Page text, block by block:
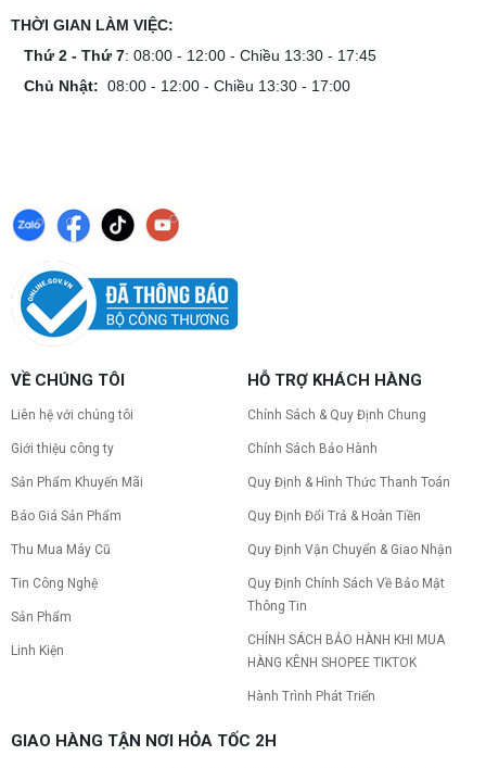
THỜI GIAN LÀM VIỆC:
Thứ 2 - Thứ 7: 08:00 - 12:00 - Chiều 13:30 - 17:45
Chủ Nhật: 08:00 - 12:00 - Chiều 13:30 - 17:00
VỀ CHÚNG TÔI
Liên hệ với chúng tôi
Giới thiệu công ty
Sản Phẩm Khuyến Mãi
Báo Giá Sản Phẩm
Thu Mua Máy Cũ
Tin Công Nghệ
Sản Phẩm
Linh Kiện
HỖ TRỢ KHÁCH HÀNG
Chính Sách & Quy Định Chung
Chính Sách Bảo Hành
Quy Định & Hình Thức Thanh Toán
Quy Định Đổi Trả & Hoàn Tiền
Quy Định Vận Chuyển & Giao Nhận
Quy Định Chính Sách Về Bảo Mật
Thông Tin
CHÍNH SÁCH BẢO HÀNH KHI MUA
HÀNG KÊNH SHOPEE TIKTOK
Hành Trình Phát Triển
GIAO HÀNG TẬN NƠI HỎA TỐC 2H